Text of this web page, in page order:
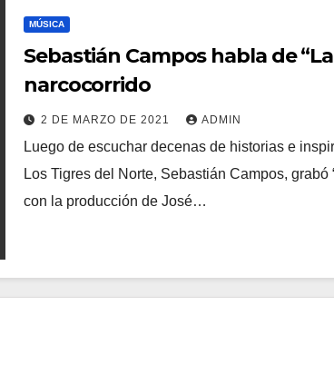
MÚSICA
Sebastián Campos habla de “La
narcocorrido
2 DE MARZO DE 2021 ADMIN
Luego de escuchar decenas de historias e
Los Tigres del Norte, Sebastián Campos, grabó
con la producción de José…